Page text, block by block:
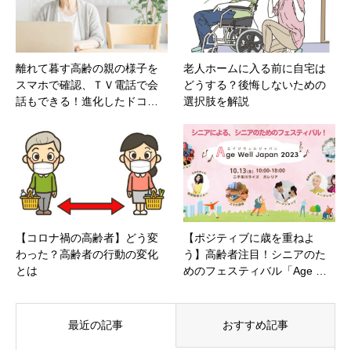
離れて暮す高齢の親の様子を
スマホで確認、ＴＶ電話で会
話もできる！進化したドコ…
老人ホームに入る前に自宅は
どうする？後悔しないための
選択肢を解説
【コロナ禍の高齢者】どう変
わった？高齢者の行動の変化
とは
【ポジティブに歳を重ねよ
う】高齢者注目！シニアのた
めのフェスティバル「Age …
最近の記事 おすすめ記事